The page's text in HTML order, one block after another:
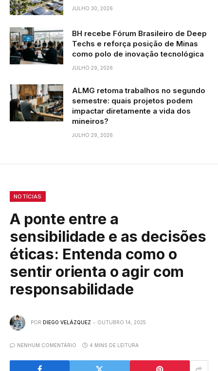
JULHO 30, 2026
BH recebe Fórum Brasileiro de Deep
Techs e reforça posição de Minas
como polo de inovação tecnológica
JULHO 29, 2026
ALMG retoma trabalhos no segundo
semestre: quais projetos podem
impactar diretamente a vida dos
mineiros?
JULHO 29, 2026
NOTÍCIAS
A ponte entre a
sensibilidade e as decisões
éticas: Entenda como o
sentir orienta o agir com
responsabilidade
POR DIEGO VELÁZQUEZ OUTUBRO 14, 2025
NENHUM COMENTÁRIO 4 MINS DE LEITURA